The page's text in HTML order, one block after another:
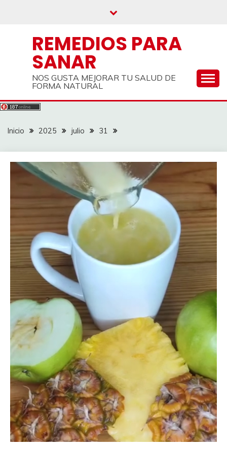
REMEDIOS PARA
SANAR
NOS GUSTA MEJORAR TU SALUD DE
FORMA NATURAL
Inicio 2025 julio 31